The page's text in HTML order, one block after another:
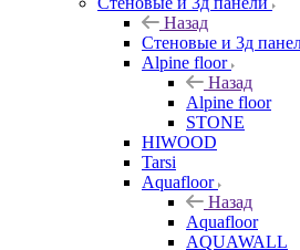
Назад
Стеновые и 3д
Alpine floor
Назад
Alpine floor
STONE
HIWOOD
Tarsi
Aquafloor
Назад
Aquafloor
AQUAWALL